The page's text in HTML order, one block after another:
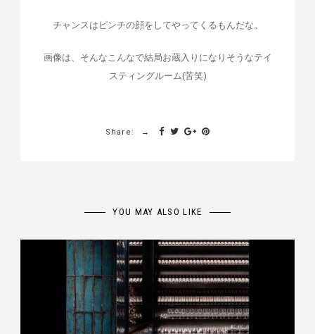
チャンスはピンチの顔をしてやってくるもんだな。
画像は、そんなこんなで結局お蔵入りになりそうなテイ
スティングルーム(苦笑)
Share:
YOU MAY ALSO LIKE